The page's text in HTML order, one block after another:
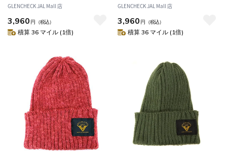
GLENCHECK JAL Mall 店
3,960 円 （税込）
積算 36 マイル (1倍)
GLENCHECK JAL Mall 店
3,960 円 （税込）
積算 36 マイル (1倍)